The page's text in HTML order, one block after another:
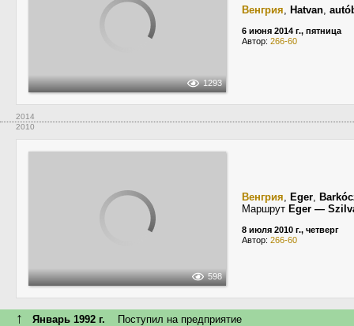
1293
Венгрия, Hatvan,
6 июня 2014 г., пятница
Автор: 266-60
2014
2010
598
Венгрия, Eger,
Маршрут Eger —
8 июля 2010 г., четверг
Автор: 266-60
↑ Январь 1992 г. Поступил на предприятие